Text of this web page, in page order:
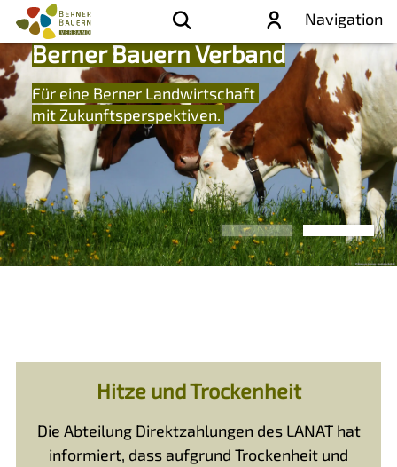
Navigation
Berner Bauern Verband
Für eine Berner Land­wirtschaft
mit Zu­kunfts­per­spek­tiven.
Hitze und Trockenheit
Die Abteilung Direktzahlungen des LANAT hat
informiert, dass aufgrund Trockenheit und